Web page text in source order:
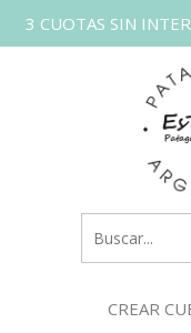
3 CUOTAS SIN
CREAR